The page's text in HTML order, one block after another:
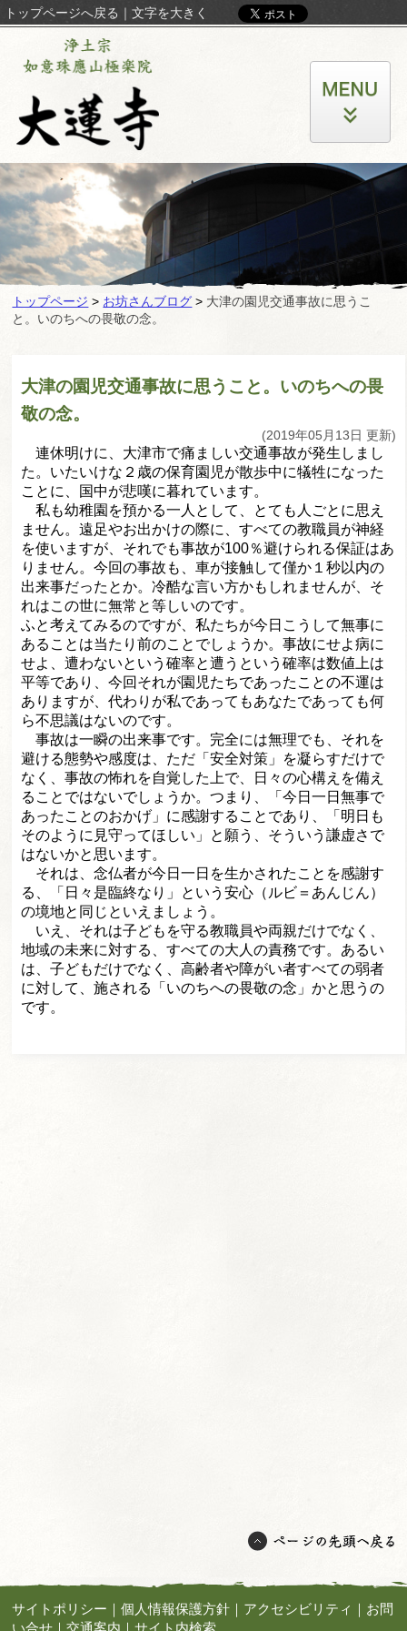
トップページへ戻る ｜ 文字を大きく
トップページ > お坊さんブログ > 大津の園児交通事故に思うこ
と。いのちへの畏敬の念。
大津の園児交通事故に思うこと。いのちへの畏
敬の念。
(2019年05月13日 更新)
連休明けに、大津市で痛ましい交通事故が発生しまし
た。 いたいけな２歳の保育園児が散歩中に犠牲になった
ことに、 国中が悲嘆に暮れています。
私も幼稚園を預かる一人として、とても人ごとに思え
ません。遠足やお出かけの際に、すべての教職員が神経
を使いますが、 それでも事故が100％避けられる保証はあ
りません。今回の事故も、車が接触して僅か１秒以内の
出来事だったとか。冷酷な言い方かもしれませんが、 そ
れはこの世に無常と等しいのです。
ふと考えてみるのですが、私たちが今日こうして無事に
あることは当たり前のことでしょうか。事故にせよ病に
せよ、遭わないという確率と遭うという確率は数値上は
平等であり、今回それが園児たちであったことの不運は
ありますが、代わりが私であってもあなたであっても何
ら不思議はないのです。
事故は一瞬の出来事です。完全には無理でも、 それを
避ける態勢や感度は、ただ「安全対策」 を凝らすだけで
なく、事故の怖れを自覚した上で、
日々の心構えを備え
ることではないでしょうか。つまり、「今日一日無事で
あったことのおかげ」に感謝することであり、「 明日も
そのように見守ってほしい」と願う、 そういう謙虚さで
はないかと思います。
それは、念仏者が今日一日を生かされたことを感謝す
る、「 日々是臨終なり」という安心（ルビ＝あんじん）
の境地と同じといえましょう。
いえ、それは子どもを守る教職員や両親だけでなく、
地域の未来に対する、すべての大人の責務です。あるい
は、子どもだけでなく、高齢者や障がい者すべての弱者
に対して、施される「いのちへの畏敬の念」かと思うの
です。
サイトポリシー ｜個人情報保護方針 ｜ アクセシビリティ ｜ お問
い合せ ｜交通案内 ｜サイト内検索